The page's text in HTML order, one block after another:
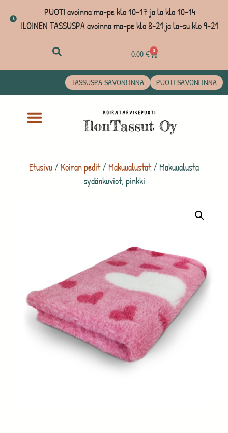
PUOTI avoinna ma-pe klo 10-17 ja la klo 10-14
ILOINEN TASSUSPA avoinna ma-pe klo 8-21 ja la-su klo 9-21
0,00€ 0
TASSUSPA SAVONLINNA PUOTI SAVONLINNA
Etusivu /Koiran pedit/ Makuualustat/ Makuualusta
sydänkuviot, pinkki